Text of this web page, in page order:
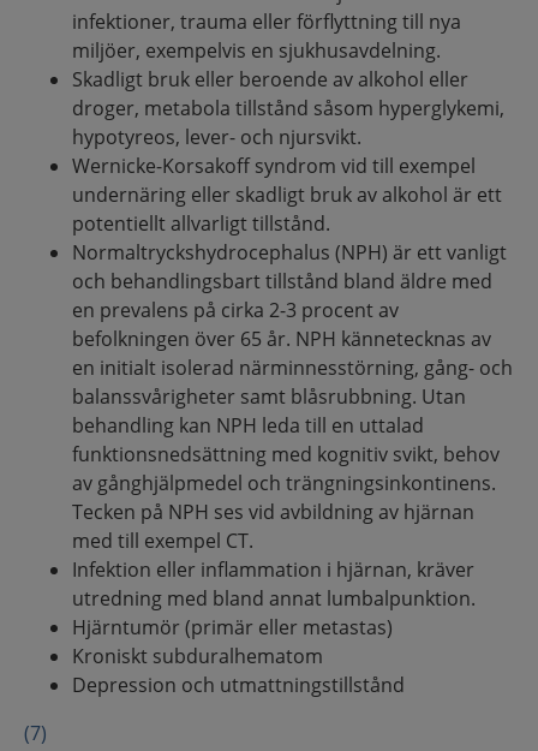
infektioner, trauma eller förflyttning till nya
miljöer, exempelvis en sjukhusavdelning.
Skadligt bruk eller beroende av alkohol eller
droger, metabola tillstånd såsom hyperglykemi,
hypotyreos, lever- och njursvikt.
Wernicke-Korsakoff syndrom vid till exempel
undernäring eller skadligt bruk av alkohol är ett
potentiellt allvarligt tillstånd.
Normaltryckshydrocephalus (NPH) är ett vanligt
och behandlingsbart tillstånd bland äldre med
en prevalens på cirka 2-3 procent av
befolkningen över 65 år. NPH kännetecknas av
en initialt isolerad närminnesstörning, gång- och
balanssvårigheter samt blåsrubbning. Utan
behandling kan NPH leda till en uttalad
funktionsnedsättning med kognitiv svikt, behov
av gånghjälpmedel och trängningsinkontinens.
Tecken på NPH ses vid avbildning av hjärnan
med till exempel CT.
Infektion eller inflammation i hjärnan, kräver
utredning med bland annat lumbalpunktion.
Hjärntumör (primär eller metastas)
Kroniskt subduralhematom
Depression och utmattningstillstånd
(7)